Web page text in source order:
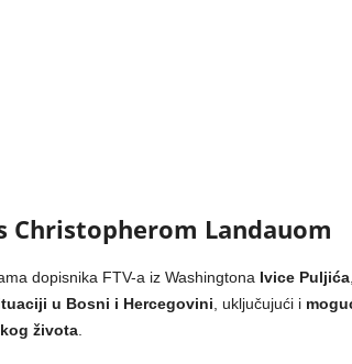
Christopherom Landauom
dopisnika FTV-a iz Washingtona Ivice Puljića
u Bosni i Hercegovini , uključujući i
života.